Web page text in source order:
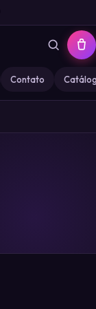
Contato